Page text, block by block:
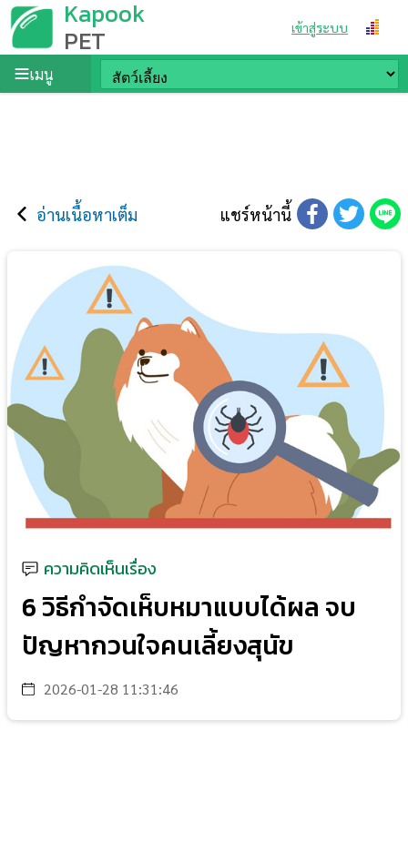
Kapook
PET เข้าสู่ระบบ
เมนู
อ่านเนื้อหาเต็ม แชร์หน้านี้
ความคิดเห็นเรื่อง
6 วิธีกำจัดเห็บหมาแบบได้ผล จบ
ปัญหากวนใจคนเลี้ยงสุนัข
2026-01-28 11:31:46